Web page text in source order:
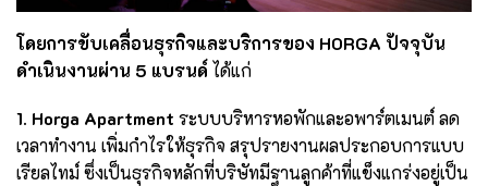
โดยการขับเคลื่อนธุรกิจและบริการของ HORGA ปัจจุบัน
ดำเนินงานผ่าน 5 แบรนด์ ได้แก่
1. Horga Apartment ระบบบริหารหอพักและอพาร์ตเมนต์ ลด
เวลาทำงาน เพิ่มกำไรให้ธุรกิจ สรุปรายงานผลประกอบการแบบ
เรียลไทม์ ซึ่งเป็นธุรกิจหลักที่บริษัทมีฐานลูกค้าที่แข็งแกร่งอยู่เป็น